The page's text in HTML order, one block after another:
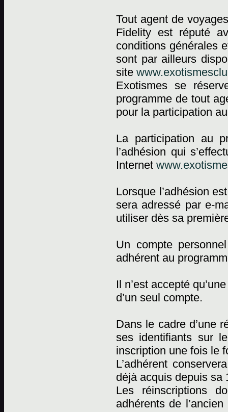
Tout agent de
Fidelity est réputé
conditions générales
sont par ailleurs
site
Exotismes se
programme de tout
pour la participation
La participation au
l’adhésion qui
Internet
Lorsque l’adhésion
sera adressé par e-
utiliser dès sa
Un compte
adhérent au
Il n’est accepté
d’un seul compte.
Dans le cadre d’une
ses identifiants sur
inscription une fois le
L’adhérent
déjà acquis depuis sa
Les réinscriptions
adhérents de